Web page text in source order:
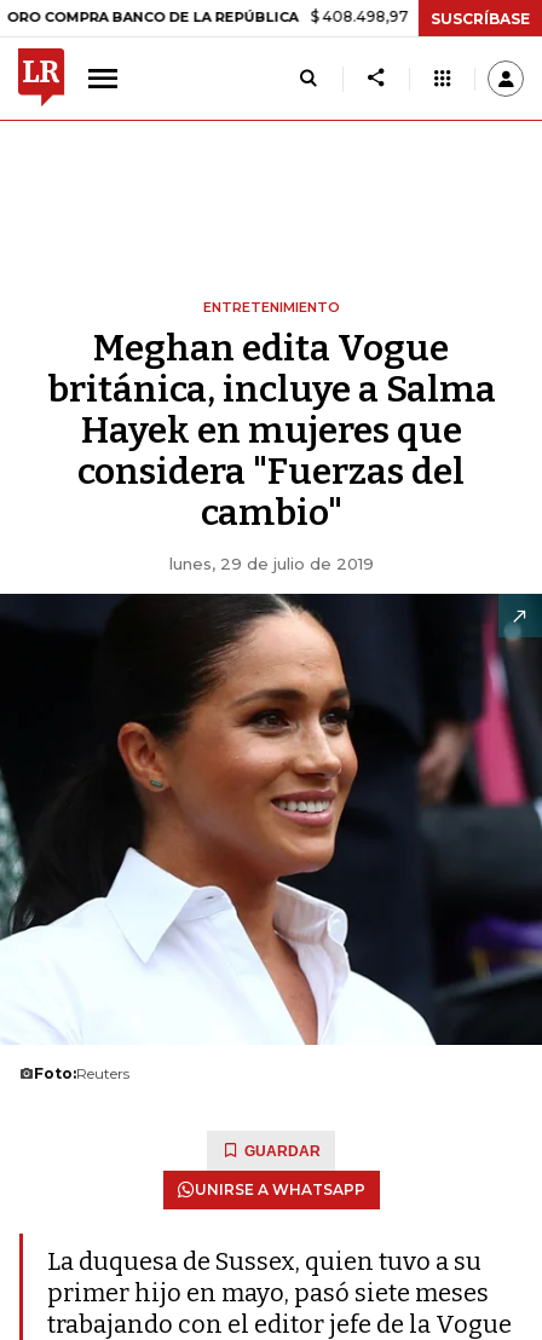
BANCO DE LA REPÚBLICA $ 408.498,97 +$ 8.753,81 +2,19%
SUSCRÍBASE
ENTRETENIMIENTO
Meghan edita Vogue
británica, incluye a Salma
Hayek en mujeres que
considera "Fuerzas del
cambio"
lunes, 29 de julio de 2019
Foto:Reuters
GUARDAR
UNIRSE A WHATSAPP
La duquesa de Sussex, quien tuvo a su
primer hijo en mayo, pasó siete meses
trabajando con el editor jefe de la Vogue